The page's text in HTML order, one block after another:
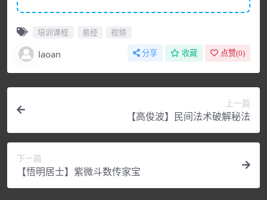
培训课程 易经 视频
laoan 分享 收藏 点赞(0)
上一篇
【高俊波】民间法术破解秘法
下一篇
【悟明居士】紫微斗数传家宝